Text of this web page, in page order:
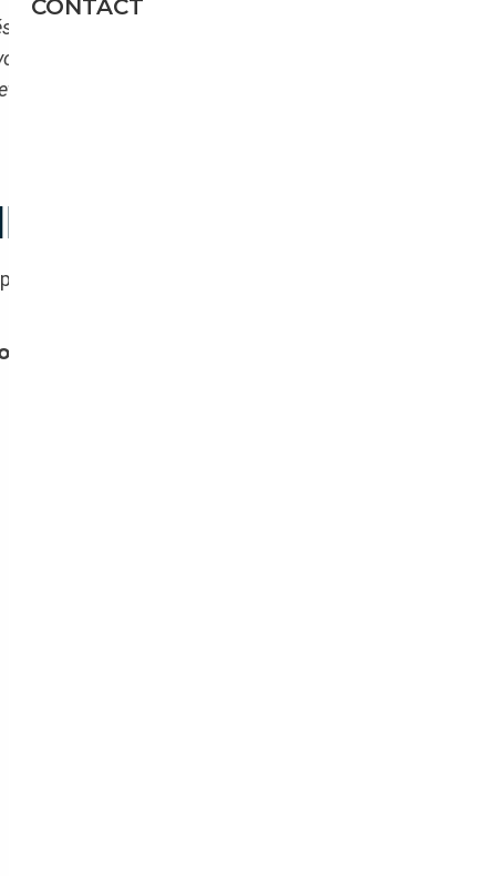
quelques subtilités à connaître. C’est
plus clair, mais qui ne remplace pas les
du rapatriement.
?
de nouveau la
CONTACT